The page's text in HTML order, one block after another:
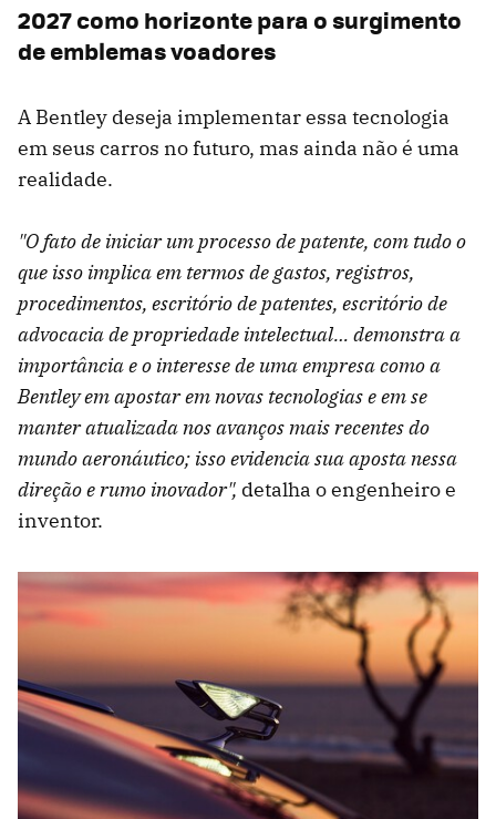
2027 como horizonte para o surgimento
de emblemas voadores
A Bentley deseja implementar essa tecnologia
em seus carros no futuro, mas ainda não é uma
realidade.
"O fato de iniciar um processo de patente, com tudo o
que isso implica em termos de gastos, registros,
procedimentos, escritório de patentes, escritório de
advocacia de propriedade intelectual… demonstra a
importância e o interesse de uma empresa como a
Bentley em apostar em novas tecnologias e em se
manter atualizada nos avanços mais recentes do
mundo aeronáutico; isso evidencia sua aposta nessa
direção e rumo inovador", detalha o engenheiro e
inventor.